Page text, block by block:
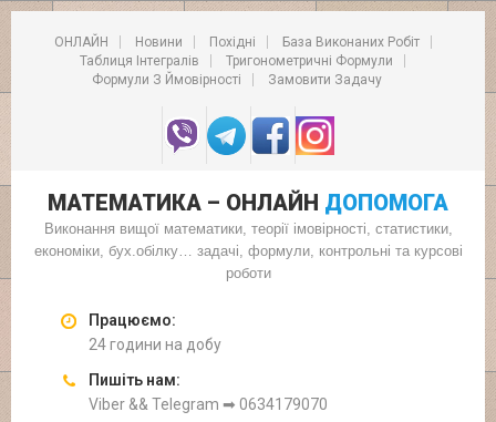
ОНЛАЙН Новини Похідні
База Виконаних Робіт
Таблиця Інтегралів
Тригонометричні Формули
Формули З Ймовірності
Замовити Задачу
МАТЕМАТИКА – ОНЛАЙН ДОПОМОГА
Виконання вищої математики, теорії імовірності, статистики,
економіки, бух.обілку… задачі, формули, контрольні та курсові
роботи
Працюємо:
24 години на добу
Пишіть нам:
Viber && Telegram ➡ 0634179070